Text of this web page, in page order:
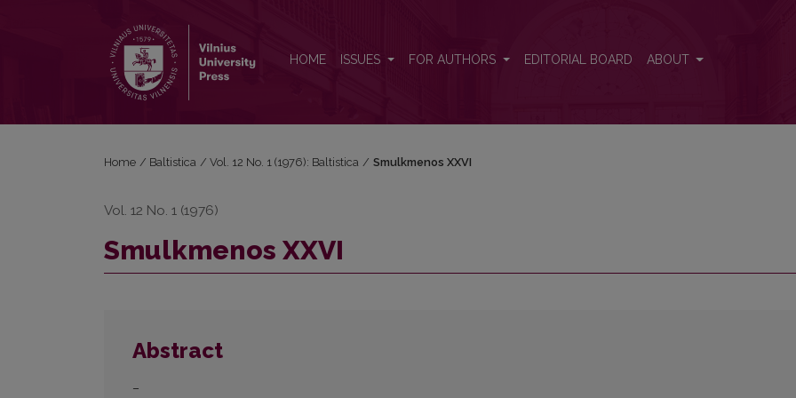
HOME ISSUES FOR AUTHORS EDITORIAL BOARD ABOUT
Home / Baltistica / Vol. 12 No. 1 (1976): Baltistica / Smulkmenos XXVI
Vol. 12 No. 1 (1976)
Smulkmenos XXVI
Abstract
–